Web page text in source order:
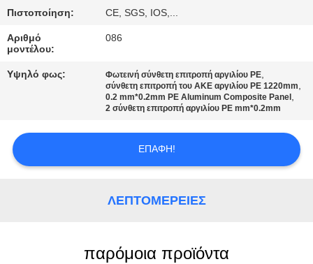
ΜΙΑ
ΠΡΟΣΦΟΡΆ
SITEMAP
ΠΟΛΙΤΙΚΉ
ΑΠΟΡΡΉΤΟΥ
Πιστοποίηση: CE, SGS, IOS,...
Αριθμό
μοντέλου:
086
Υψηλό φως: Φωτεινή σύνθετη επιτροπή αργιλίου PE,
σύνθετη επιτροπή του ΑΚΕ αργιλίου PE 1220mm,
0.2 mm*0.2mm PE Aluminum Composite Panel ,
2 σύνθετη επιτροπή αργιλίου PE mm*0.2mm
ΕΠΑΦΉ!
ΛΕΠΤΟΜΈΡΕΙΕΣ
παρόμοια προϊόντα